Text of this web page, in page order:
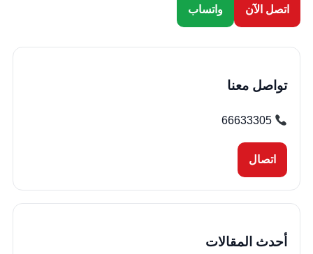
اتصل الآن واتساب
تواصل معنا
66633305
اتصال
أحدث المقالات